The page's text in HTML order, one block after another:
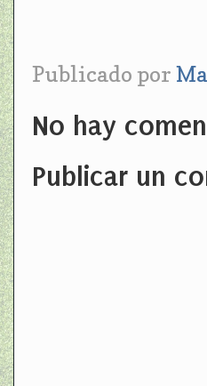
Publicado por
No hay
Publicar un